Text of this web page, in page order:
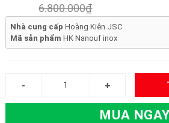
6.800.000₫
Nhà cung cấp Hoàng Kiên JSC
Mã sản phẩm HK Nanouf inox
MUA NGAY